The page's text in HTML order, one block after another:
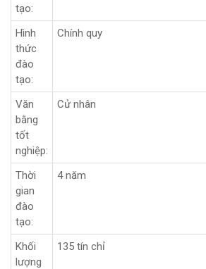
tạo:
Hình
thức
đào
tạo:
Chính quy
Văn
bằng
tốt
nghiệp:
Cử nhân
Thời
gian
đào
tạo:
4 năm
Khối
lượng
135 tín chỉ